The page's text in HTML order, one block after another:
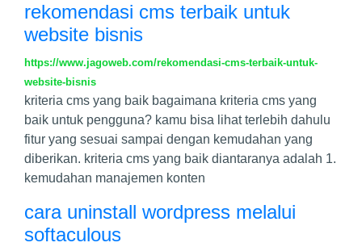
rekomendasi cms terbaik untuk
website bisnis
https://www.jagoweb.com/rekomendasi-cms-terbaik-untuk-
website-bisnis
kriteria cms yang baik bagaimana kriteria cms yang
baik untuk pengguna? kamu bisa lihat terlebih dahulu
fitur yang sesuai sampai dengan kemudahan yang
diberikan. kriteria cms yang baik diantaranya adalah 1.
kemudahan manajemen konten
cara uninstall wordpress melalui
softaculous